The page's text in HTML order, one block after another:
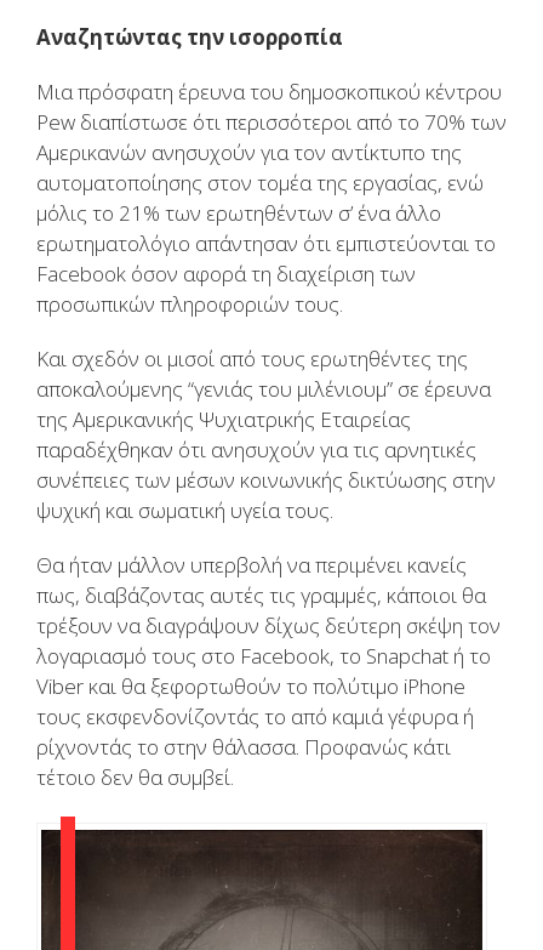
Αναζητώντας την ισορροπία
Μια πρόσφατη έρευνα του δημοσκοπικού κέντρου
Pew διαπίστωσε ότι περισσότεροι από το 70% των
Αμερικανών ανησυχούν για τον αντίκτυπο της
αυτοματοποίησης στον τομέα της εργασίας, ενώ
μόλις το 21% των ερωτηθέντων σ’ ένα άλλο
ερωτηματολόγιο απάντησαν ότι εμπιστεύονται το
Facebook όσον αφορά τη διαχείριση των
προσωπικών πληροφοριών τους.
Και σχεδόν οι μισοί από τους ερωτηθέντες της
αποκαλούμενης “γενιάς του μιλένιουμ” σε έρευνα
της Αμερικανικής Ψυχιατρικής Εταιρείας
παραδέχθηκαν ότι ανησυχούν για τις αρνητικές
συνέπειες των μέσων κοινωνικής δικτύωσης στην
ψυχική και σωματική υγεία τους.
Θα ήταν μάλλον υπερβολή να περιμένει κανείς
πως, διαβάζοντας αυτές τις γραμμές, κάποιοι θα
τρέξουν να διαγράψουν δίχως δεύτερη σκέψη τον
λογαριασμό τους στο Facebook, το Snapchat ή το
Viber και θα ξεφορτωθούν το πολύτιμο iPhone
τους εκσφενδονίζοντάς το από καμιά γέφυρα ή
ρίχνοντάς το στην θάλασσα. Προφανώς κάτι
τέτοιο δεν θα συμβεί.